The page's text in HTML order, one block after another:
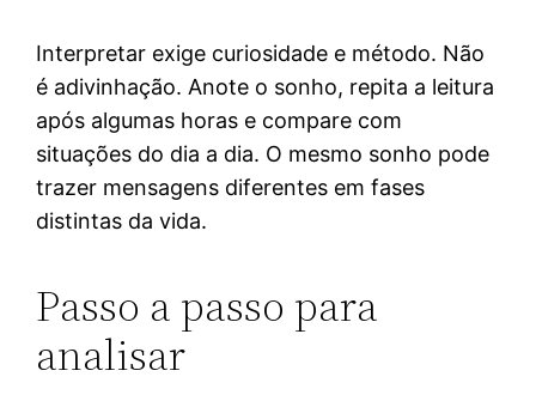
Interpretar exige curiosidade e método. Não
é adivinhação. Anote o sonho, repita a leitura
após algumas horas e compare com
situações do dia a dia. O mesmo sonho pode
trazer mensagens diferentes em fases
distintas da vida.
Passo a passo para
analisar